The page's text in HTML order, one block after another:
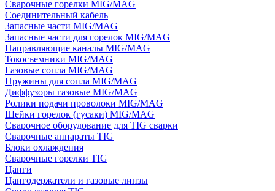
Сварочные горелки MIG/MAG
Соединительный кабель
Запасные части MIG/MAG
Запасные части для горелок MIG/MAG
Направляющие каналы MIG/MAG
Токосъемники MIG/MAG
Газовые сопла MIG/MAG
Пружины для сопла MIG/MAG
Диффузоры газовые MIG/MAG
Ролики подачи проволоки MIG/MAG
Шейки горелок (гусаки) MIG/MAG
Сварочное оборудование для TIG сварки
Сварочные аппараты TIG
Блоки охлаждения
Сварочные горелки TIG
Цанги
Цангодержатели и газовые линзы